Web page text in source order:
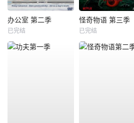
办公室 第二季
已完结
怪奇物语 第三季
已完结